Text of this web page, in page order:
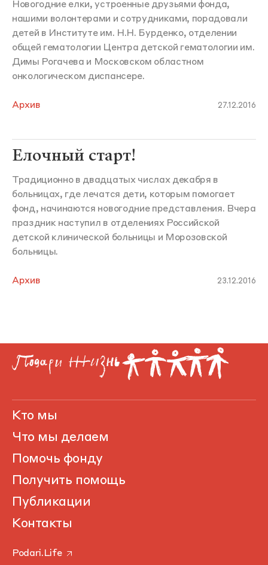
Новогодние елки, устроенные друзьями фонда,
нашими волонтерами и сотрудниками, порадовали
детей в Институте им. Н.Н. Бурденко, отделении
общей гематологии Центра детской гематологии им.
Димы Рогачева и Московском областном
онкологическом диспансере.
Архив 27.12.2016
Елочный старт!
Традиционно в двадцатых числах декабря в
больницах, где лечатся дети, которым помогает
фонд, начинаются новогодние представления. Вчера
праздник наступил в отделениях Российской
детской клинической больницы и Морозовской
больницы.
Архив 23.12.2016
Кто мы
Что мы делаем
Помочь фонду
Получить помощь
Публикации
Контакты
Podari.Life